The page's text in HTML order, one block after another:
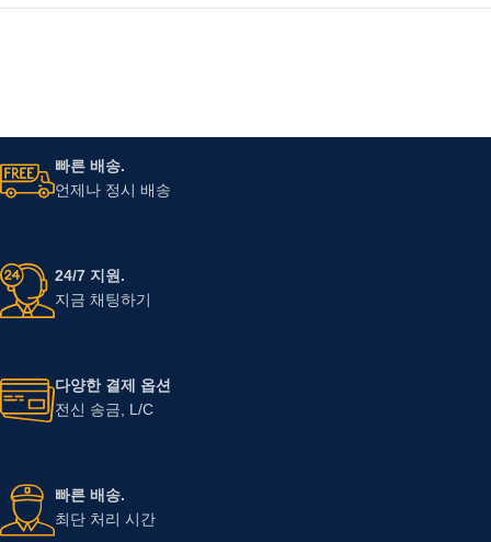
빠른 배송.
언제나 정시 배송
24/7 지원.
지금 채팅하기
다양한 결제 옵션
전신 송금, L/C
빠른 배송.
최단 처리 시간